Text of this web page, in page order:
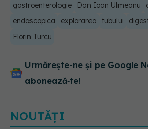
gastroenterologie Dan Ioan Ulmeanu
endoscopica
explorarea tubului
Florin Turcu
Urmărește-ne și pe Google
abonează‑te!
NOUTĂȚI